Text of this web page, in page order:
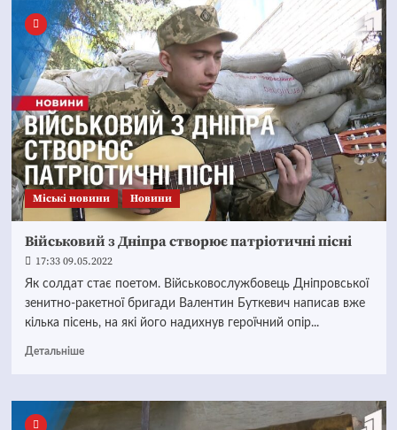
Mіські новини Новини
Військовий з Дніпра створює патріотичні пісні
17:33 09.05.2022
Як солдат стає поетом. Військовослужбовець Дніпровської
зенитно-ракетної бригади Валентин Буткевич написав вже
кілька пісень, на які його надихнув героїчний опір...
Детальніше